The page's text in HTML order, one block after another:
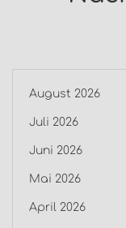
August 2026
Juli 2026
Juni 2026
Mai 2026
April 2026